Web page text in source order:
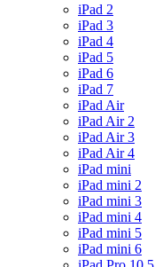
iPad 2
iPad 3
iPad 4
iPad 5
iPad 6
iPad 7
iPad Air
iPad Air 2
iPad Air 3
iPad Air 4
iPad mini
iPad mini 2
iPad mini 3
iPad mini 4
iPad mini 5
iPad mini 6